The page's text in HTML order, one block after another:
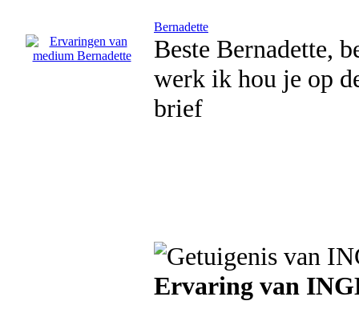
Bernadette
Beste Bernadette,
werk ik hou je op
brief
Ervaring van